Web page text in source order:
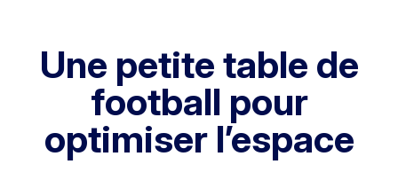
Une petite table de
football pour
optimiser l’espace